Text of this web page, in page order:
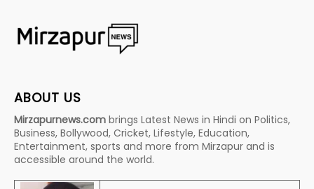
ABOUT US
Mirzapurnews.com brings Latest News in Hindi on Politics,
Business, Bollywood, Cricket, Lifestyle, Education,
Entertainment, sports and more from Mirzapur and is
accessible around the world.